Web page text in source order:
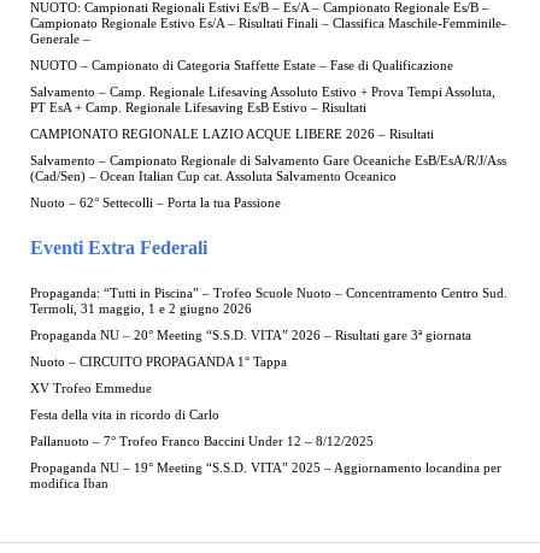
NUOTO: Campionati Regionali Estivi Es/B – Es/A – Campionato Regionale Es/B –
Campionato Regionale Estivo Es/A – Risultati Finali – Classifica Maschile-Femminile-
Generale –
NUOTO – Campionato di Categoria Staffette Estate – Fase di Qualificazione
Salvamento – Camp. Regionale Lifesaving Assoluto Estivo + Prova Tempi Assoluta,
PT EsA + Camp. Regionale Lifesaving EsB Estivo – Risultati
CAMPIONATO REGIONALE LAZIO ACQUE LIBERE 2026 – Risultati
Salvamento – Campionato Regionale di Salvamento Gare Oceaniche EsB/EsA/R/J/Ass
(Cad/Sen) – Ocean Italian Cup cat. Assoluta Salvamento Oceanico
Nuoto – 62° Settecolli – Porta la tua Passione
Eventi Extra Federali
Propaganda: “Tutti in Piscina” – Trofeo Scuole Nuoto – Concentramento Centro Sud.
Termoli, 31 maggio, 1 e 2 giugno 2026
Propaganda NU – 20° Meeting “S.S.D. VITA” 2026 – Risultati gare 3ª giornata
Nuoto – CIRCUITO PROPAGANDA 1° Tappa
XV Trofeo Emmedue
Festa della vita in ricordo di Carlo
Pallanuoto – 7° Trofeo Franco Baccini Under 12 – 8/12/2025
Propaganda NU – 19° Meeting “S.S.D. VITA” 2025 – Aggiornamento locandina per
modifica Iban